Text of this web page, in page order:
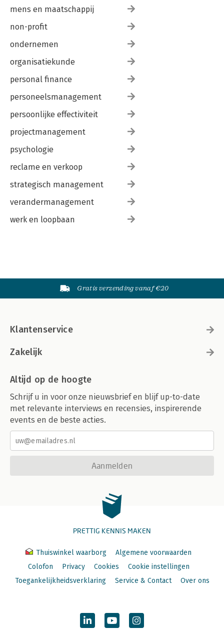
mens en maatschappij
non-profit
ondernemen
organisatiekunde
personal finance
personeelsmanagement
persoonlijke effectiviteit
projectmanagement
psychologie
reclame en verkoop
strategisch management
verandermanagement
werk en loopbaan
Gratis verzending vanaf €20
Klantenservice
Zakelijk
Altijd op de hoogte
Schrijf u in voor onze nieuwsbrief en blijf up-to-date
met relevante interviews en recensies, inspirerende
events en de beste acties.
Aanmelden
PRETTIG KENNIS MAKEN
Thuiswinkel waarborg
Algemene voorwaarden
Colofon
Privacy Cookies
Cookie instellingen
Toegankelijkheidsverklaring
Service & Contact Over ons